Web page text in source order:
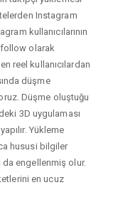
Instagram
kullanıcılarının
olarak
reel kullanıcılardan
düşme
Düşme oluştuğu
3D uygulaması
Yükleme
hususi bilgiler
da engellenmiş olur.
en ucuz